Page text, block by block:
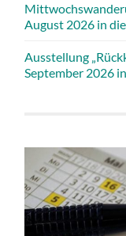
August 2026 in
Ausstellung
September 2026